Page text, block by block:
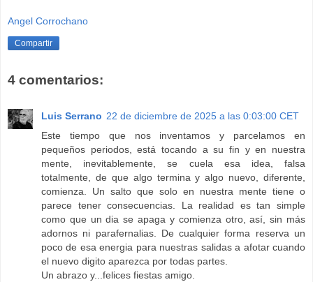
Angel Corrochano
Compartir
4 comentarios:
Luis Serrano 22 de diciembre de 2025 a las 0:03:00 CET
Este tiempo que nos inventamos y parcelamos en
pequeños periodos, está tocando a su fin y en nuestra
mente, inevitablemente, se cuela esa idea, falsa
totalmente, de que algo termina y algo nuevo, diferente,
comienza. Un salto que solo en nuestra mente tiene o
parece tener consecuencias. La realidad es tan simple
como que un dia se apaga y comienza otro, así, sin más
adornos ni parafernalias. De cualquier forma reserva un
poco de esa energia para nuestras salidas a afotar cuando
el nuevo digito aparezca por todas partes.
Un abrazo y...felices fiestas amigo.